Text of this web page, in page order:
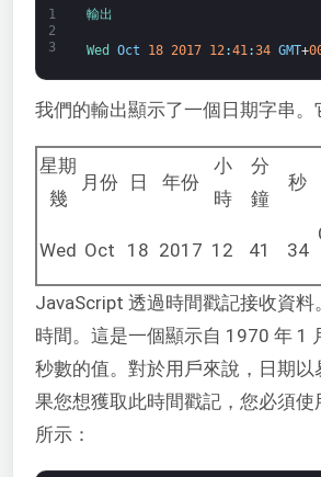
1
2
3
輸出
Wed Oct 18 2017 12:41:34 GMT+
我們的輸出顯示了一個日期字串。
星期
幾
月份 日 年份
小
時
分
鐘
秒
Wed Oct 18 2017 12 41 34
JavaScript 透過時間戳記接收資料
時間。這是一個顯示自 1970 年 1
秒數的值。對於用戶來說，日期
果您想獲取此時間戳記，您必須使
所示：